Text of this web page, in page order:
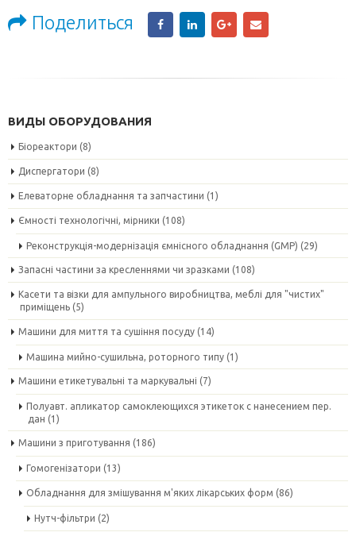
Поделиться
ВИДЫ ОБОРУДОВАНИЯ
Біореактори (8)
Диспергатори (8)
Елеваторне обладнання та запчастини (1)
Ємності технологічні, мірники (108)
Реконструкція-модернізація ємнісного обладнання (GMP) (29)
Запасні частини за кресленнями чи зразками (108)
Касети та візки для ампульного виробництва, меблі для "чистих"
приміщень (5)
Машини для миття та сушіння посуду (14)
Машина мийно-сушильна, роторного типу (1)
Машини етикетувальні та маркувальні (7)
Полуавт. апликатор самоклеющихся этикеток с нанесением пер.
дан (1)
Машини з приготування (186)
Гомогенізатори (13)
Обладнання для змішування м'яких лікарських форм (86)
Нутч-фільтри (2)